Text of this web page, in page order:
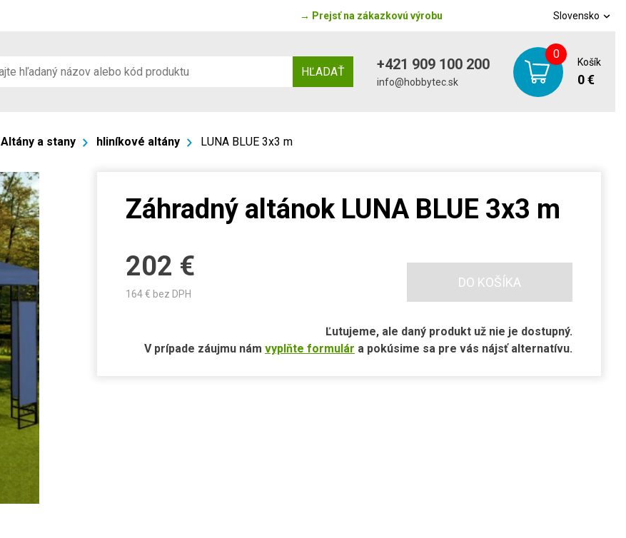
→ Prejsť na zákazkovú výrobu Slovensko
HĽADAŤ +421 909 100 200
info@hobbytec.sk
0
Košík
0 €
Altány a stany hliníkové altány LUNA BLUE 3x3 m
Záhradný altánok LUNA BLUE 3x3 m
202 €
164€ bez DPH
DO KOŠÍKA
Ľutujeme, ale daný produkt už nie je dostupný.
V prípade záujmu nám vyplňte formulár a pokúsime sa pre vás nájsť alternatívu.